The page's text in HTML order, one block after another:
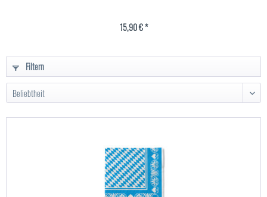
15,90 € *
Filtern